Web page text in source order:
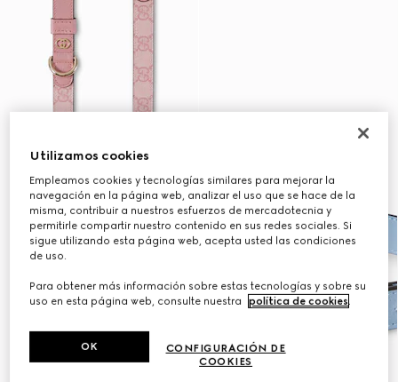
Utilizamos cookies
Empleamos cookies y tecnologías similares para mejorar la
navegación en la página web, analizar el uso que se hace de la
misma, contribuir a nuestros esfuerzos de mercadotecnia y
permitirle compartir nuestro contenido en sus redes sociales. Si
sigue utilizando esta página web, acepta usted las condiciones
de uso.
Para obtener más información sobre estas tecnologías y sobre su
uso en esta página web, consulte nuestra
política de cookies.
CONFIGURACIÓN DE
COOKIES
OK